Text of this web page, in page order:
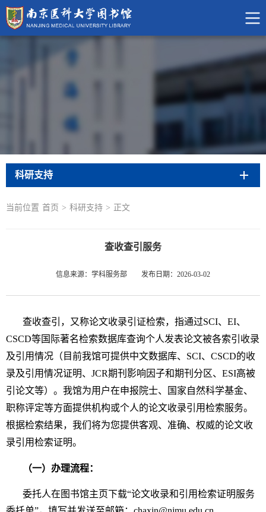
科研支持
当前位置 首页 > 科研支持 > 正文
查收查引服务
信息来源：学科服务部 发布日期：2026-03-02
查收查引，又称论文收录引证检索，指通过SCI、EI、
CSCD等国际著名检索数据库查询个人发表论文被各索引收录
及引用情况（目前我馆可提供中文数据库、SCI、CSCD的收
录及引用情况证明、JCR期刊影响因子和期刊分区、ESI高被
引论文等）。我馆为用户在申报院士、国家自然科学基金、
职称评定等方面提供机构或个人的论文收录引用检索服务。
根据检索结果，我们将为您提供客观、准确、权威的论文收
录引用检索证明。
（一）办理流程：
委托人在图书馆主页下载“论文收录和引用检索证明服务